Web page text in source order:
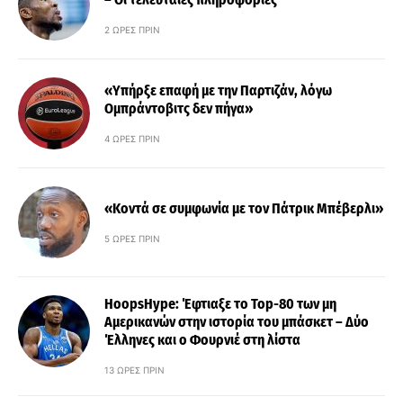
2 ΏΡΕΣ ΠΡΙΝ
«Υπήρξε επαφή με την Παρτιζάν, λόγω
Ομπράντοβιτς δεν πήγα»
4 ΏΡΕΣ ΠΡΙΝ
«Κοντά σε συμφωνία με τον Πάτρικ Μπέβερλι»
5 ΏΡΕΣ ΠΡΙΝ
HoopsHype: Έφτιαξε το Top-80 των μη
Αμερικανών στην ιστορία του μπάσκετ – Δύο
Έλληνες και ο Φουρνιέ στη λίστα
13 ΏΡΕΣ ΠΡΙΝ